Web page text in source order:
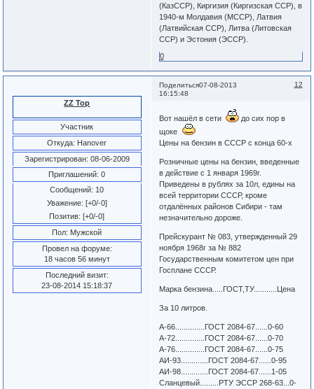
(КазССР), Киргизия (Киргизская ССР), в
1940-м Молдавия (МССР), Латвия
(Латвийская ССР), Литва (Литовская
ССР) и Эстония (ЭССР).
0
Поделиться 12
07-08-2013
16:15:48
ZZ Top
Участник
Откуда: Hanover
Зарегистрирован: 08-06-2009
Приглашений: 0
Сообщений: 10
Уважение: [+0/-0]
Позитив: [+0/-0]
Пол: Мужской
Провел на форуме:
18 часов 56 минут
Последний визит:
23-08-2014 15:18:37
Вот нашёл в сети
до сих пор в
щоке
Цены на бензин в СССР с конца 60-х
Розничные цены на бензин, введенные
в действие с 1 января 1969г.
Приведены в рублях за 10л, едины на
всей территории СССР, кроме
отдалённых районов Сибири - там
незначительно дороже.
Прейскурант № 083, утвержденный 29
ноября 1968г за № 882
Государственным комитетом цен при
Госплане СССР.
Марка бензина.....ГОСТ,ТУ...........Цена
За 10 литров.
А-66..............ГОСТ 2084-67......0-60
А-72..............ГОСТ 2084-67......0-70
А-76..............ГОСТ 2084-67......0-75
АИ-93.............ГОСТ 2084-67......0-95
АИ-98.............ГОСТ 2084-67......1-05
Сланцевый.........РТУ ЭССР 268-63...0-